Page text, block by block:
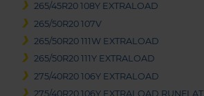
265/45R20 108Y EXTRALOAD
265/50R20 107V
265/50R20 111W EXTRALOAD
265/50R20 111Y EXTRALOAD
275/40R20 106Y EXTRALOAD
275/40R20 106Y EXTRALOAD RUNFLAT